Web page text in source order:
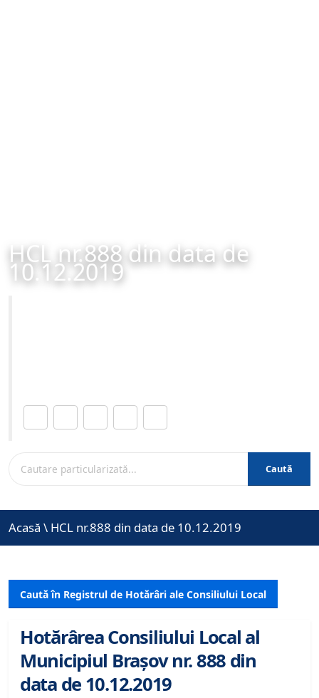
HCL nr.888 din data de
10.12.2019
Caută
Acasă \ HCL nr.888 din data de 10.12.2019
Caută în Registrul de Hotărâri ale Consiliului Local
Hotărârea Consiliului Local al
Municipiul Brașov nr. 888 din
data de 10.12.2019